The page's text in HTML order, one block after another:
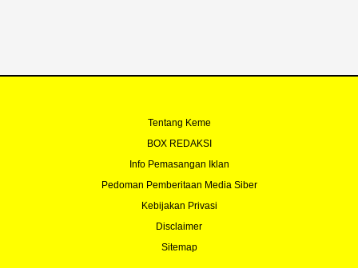
Tentang Keme
BOX REDAKSI
Info Pemasangan Iklan
Pedoman Pemberitaan Media Siber
Kebijakan Privasi
Disclaimer
Sitemap